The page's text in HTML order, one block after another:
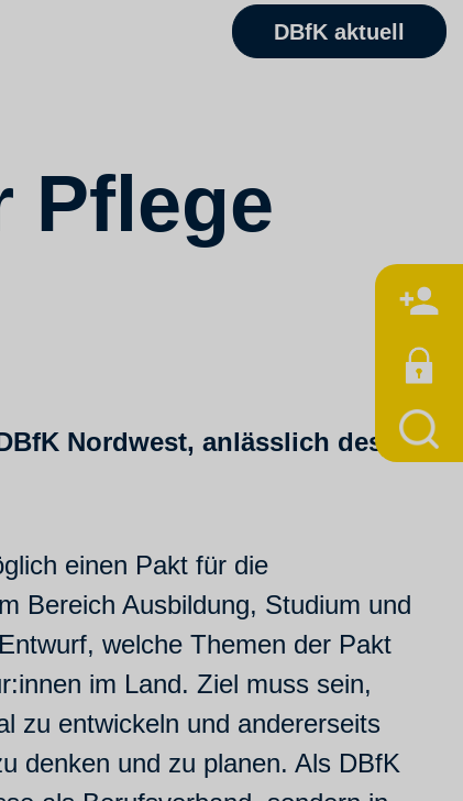
DBfK aktuell
Pflege
Nordwest, anlässlich des
einen Pakt für die
Bereich Ausbildung, Studium und
welche Themen der Pakt
im Land. Ziel muss sein,
zu entwickeln und andererseits
denken und zu planen. Als DBfK